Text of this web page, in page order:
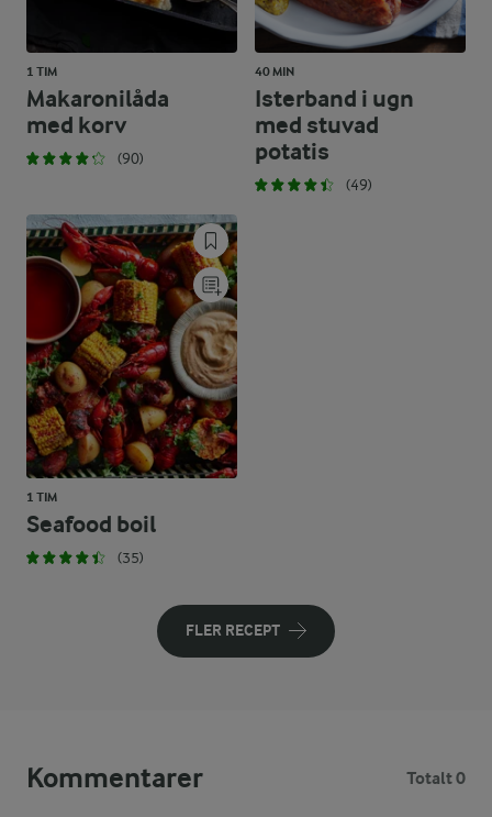
1 TIM
Makaronilåda
med korv
(90)
40 MIN
Isterband i ugn
med stuvad
potatis
(49)
1 TIM
Seafood boil
(35)
FLER RECEPT
Kommentarer Totalt 0